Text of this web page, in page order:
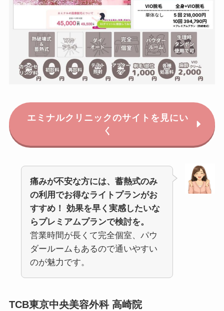
エミナルクリニックのサイトを見にい
く
痛みが不安な方には、蓄熱式のみ
の利用でお得なライトプランがお
すすめ！ 効果を早く実感したいな
らプレミアムプランで検討を。
営業時間が長くて完全個室、パウ
ダールームもあるので通いやすい
のが魅力です。
TCB東京中央美容外科 高崎院